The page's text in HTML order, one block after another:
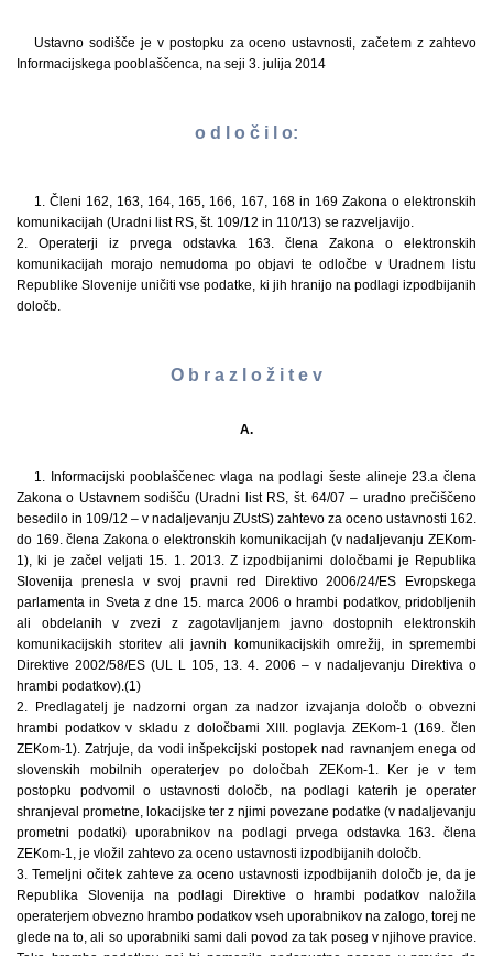
Ustavno sodišče je v postopku za oceno ustavnosti, začetem z zahtevo
Informacijskega pooblaščenca, na seji 3. julija 2014
o d l o č i l o:
1. Členi 162, 163, 164, 165, 166, 167, 168 in 169 Zakona o elektronskih
komunikacijah (Uradni list RS, št. 109/12 in 110/13) se razveljavijo.
2. Operaterji iz prvega odstavka 163. člena Zakona o elektronskih
komunikacijah morajo nemudoma po objavi te odločbe v Uradnem listu
Republike Slovenije uničiti vse podatke, ki jih hranijo na podlagi izpodbijanih
določb.
O b r a z l o ž i t e v
A.
1. Informacijski pooblaščenec vlaga na podlagi šeste alineje 23.a člena
Zakona o Ustavnem sodišču (Uradni list RS, št. 64/07 – uradno prečiščeno
besedilo in 109/12 – v nadaljevanju ZUstS) zahtevo za oceno ustavnosti 162.
do 169. člena Zakona o elektronskih komunikacijah (v nadaljevanju ZEKom-
1), ki je začel veljati 15. 1. 2013. Z izpodbijanimi določbami je Republika
Slovenija prenesla v svoj pravni red Direktivo 2006/24/ES Evropskega
parlamenta in Sveta z dne 15. marca 2006 o hrambi podatkov, pridobljenih
ali obdelanih v zvezi z zagotavljanjem javno dostopnih elektronskih
komunikacijskih storitev ali javnih komunikacijskih omrežij, in spremembi
Direktive 2002/58/ES (UL L 105, 13. 4. 2006 – v nadaljevanju Direktiva o
hrambi podatkov).(1)
2. Predlagatelj je nadzorni organ za nadzor izvajanja določb o obvezni
hrambi podatkov v skladu z določbami XIII. poglavja ZEKom-1 (169. člen
ZEKom-1). Zatrjuje, da vodi inšpekcijski postopek nad ravnanjem enega od
slovenskih mobilnih operaterjev po določbah ZEKom-1. Ker je v tem
postopku podvomil o ustavnosti določb, na podlagi katerih je operater
shranjeval prometne, lokacijske ter z njimi povezane podatke (v nadaljevanju
prometni podatki) uporabnikov na podlagi prvega odstavka 163. člena
ZEKom-1, je vložil zahtevo za oceno ustavnosti izpodbijanih določb.
3. Temeljni očitek zahteve za oceno ustavnosti izpodbijanih določb je, da je
Republika Slovenija na podlagi Direktive o hrambi podatkov naložila
operaterjem obvezno hrambo podatkov vseh uporabnikov na zalogo, torej ne
glede na to, ali so uporabniki sami dali povod za tak poseg v njihove pravice.